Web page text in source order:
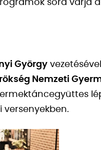
sora várja
György
Nemzeti
versenyekben.